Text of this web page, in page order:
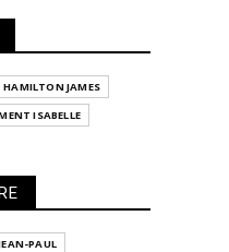
HAMILTON JAMES
ISABELLE
PAUL